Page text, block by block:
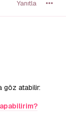
Yanıtla
göz atabilir: